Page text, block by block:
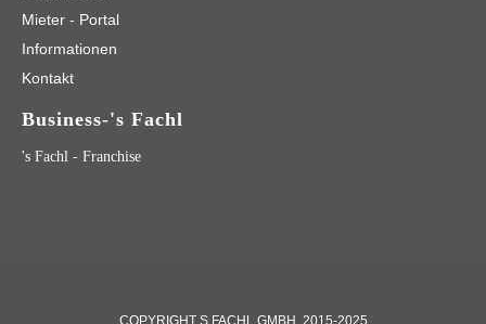
Mieter - Portal
Informationen
Kontakt
Business-'s Fachl
's Fachl - Franchise
COPYRIGHT S FACHL GMBH, 2015-2025